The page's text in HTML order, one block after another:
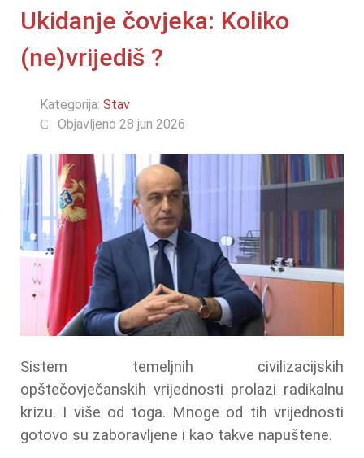
Ukidanje čovjeka: Koliko
(ne)vrijediš ?
Kategorija: Stav
Objavljeno 28 jun 2026
Sistem temeljnih civilizacijskih
opštečovječanskih vrijednosti prolazi radikalnu
krizu. I više od toga. Mnoge od tih vrijednosti
gotovo su zaboravljene i kao takve napuštene.